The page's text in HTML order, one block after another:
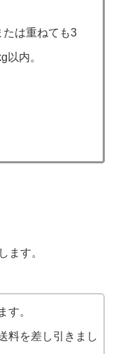
は重ねても3
以内。
ます。
す。
料を差し引きまし